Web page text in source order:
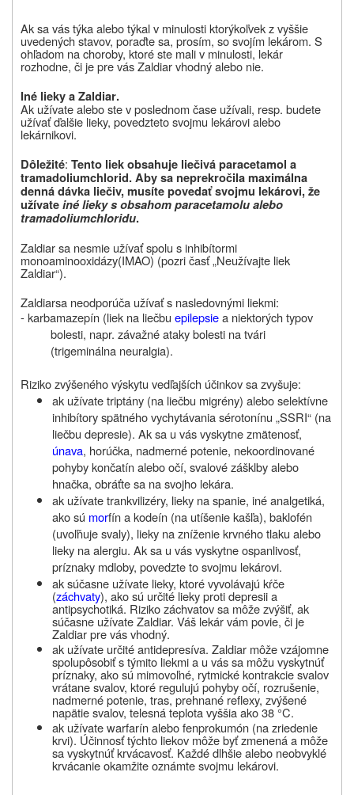
Ak sa vás týka alebo týkal v minulosti ktorýkoľvek z vyššie
uvedených stavov, poraďte sa, prosím, so svojím lekárom. S
ohľadom na choroby, ktoré ste mali v minulosti, lekár
rozhodne, či je pre vásZaldiarvhodný alebo nie.
Iné lieky aZaldiar.
Ak užívatealebo ste v poslednom čase užívali, resp. budete
užívať ďalšie lieky, povedzteto svojmu lekárovi alebo
lekárnikovi.
Dôležité: Tento liek obsahuje liečivá paracetamol a
tramadoliumchlorid. Aby sa neprekročila maximálna
denná dávka liečiv, musíte povedať svojmu lekárovi, že
užívateiné lieky s obsahom paracetamolu alebo
tramadoliumchloridu.
Zaldiar sa nesmie užívaťspolu s inhibítormi
monoaminooxidázy(IMAO) (pozri časť „Neužívajte liek
Zaldiar“).
Zaldiarsa neodporúča užívať s nasledovnými liekmi:
- karbamazepín (liek na liečbu epilepsiea niektorých typov
bolesti, napr. závažné ataky bolesti na tvári
(trigeminálna neuralgia).
Riziko zvýšeného výskytu vedľajších účinkov sa zvyšuje:
ak užívate triptány (na liečbu migrény) alebo selektívne
inhibítory spätného vychytávania sérotonínu „SSRI“ (na
liečbu depresie). Ak sa u vás vyskytne zmätenosť,
únava, horúčka, nadmerné potenie, nekoordinované
pohyby končatín alebo očí, svalové zášklby alebo
hnačka, obráťte sa na svojho lekára.
ak užívate trankvilizéry, lieky na spanie, iné analgetiká,
ako sú morfín a kodeín (na utíšenie kašľa), baklofén
(uvoľňuje svaly), lieky na zníženie krvného tlaku alebo
lieky na alergiu. Ak sa u vás vyskytne ospanlivosť,
príznaky mdloby, povedzte to svojmu lekárovi.
ak súčasne užívate lieky, ktoré vyvolávajú kŕče
(záchvaty), ako sú určité lieky proti depresii a
antipsychotiká. Riziko záchvatov sa môže zvýšiť, ak
súčasne užívate Zaldiar. Váš lekár vám povie, či je
Zaldiarpre vás vhodný.
ak užívate určité antidepresíva. Zaldiar môže vzájomne
spolupôsobiť s týmito liekmi a u vás sa môžu vyskytnúť
príznaky, ako sú mimovoľné, rytmické kontrakcie svalov
vrátane svalov, ktoré regulujú pohyby očí, rozrušenie,
nadmerné potenie, tras, prehnané reflexy, zvýšené
napätie svalov, telesná teplota vyššia ako 38 °C.
ak užívatewarfarín alebo fenprokumón (na zriedenie
krvi). Účinnosť týchto liekov môže byť zmenená a môže
sa vyskytnúť krvácavosť. Každé dlhšie alebo neobvyklé
krvácanie okamžite oznámte svojmu lekárovi.